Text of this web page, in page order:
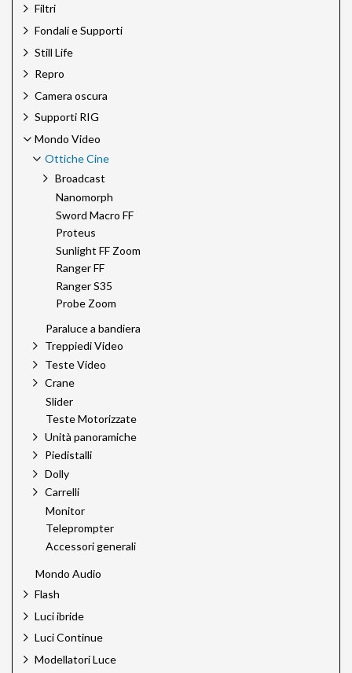
Filtri
Fondali e Supporti
Still Life
Repro
Camera oscura
Supporti RIG
Mondo Video
Ottiche Cine
Broadcast
Nanomorph
Sword Macro FF
Proteus
Sunlight FF Zoom
Ranger FF
Ranger S35
Probe Zoom
Paraluce a bandiera
Treppiedi Video
Teste Video
Crane
Slider
Teste Motorizzate
Unità panoramiche
Piedistalli
Dolly
Carrelli
Monitor
Teleprompter
Accessori generali
Mondo Audio
Flash
Luci ibride
Luci Continue
Modellatori Luce